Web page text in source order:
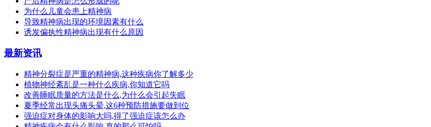
为什么儿童会患上精神病
导致精神病出现的环境因素有什么
诱发偏执性精神病出现有什么原因
最新资讯
精神分裂症是严重的精神病,这种疾病你了解多少
植物神经紊乱是一种什么疾病,你知道它吗
改善睡眠质量的方法是什么,为什么会引起失眠
夏季经常出现头痛头晕,这6种预防措施要做到位
强迫症对身体的影响大吗,得了强迫症该怎么办